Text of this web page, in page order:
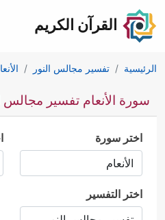
القرآن الكريم
الرئيسية تفسير مجالس النور
سورة الأنعام تفسير مجالس
اختر سورة
اختر التفسير